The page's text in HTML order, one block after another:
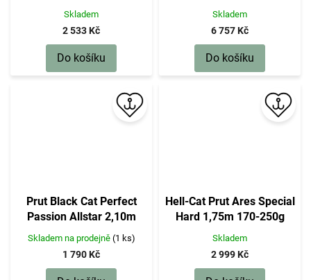
Skladem
2 533 Kč
Do košíku
Skladem
6 757 Kč
Do košíku
Prut Black Cat Perfect
Passion Allstar 2,10m
200gr
Skladem na prodejně (1 ks)
1 790 Kč
Hell-Cat Prut Ares Special
Hard 1,75m 170-250g
Skladem
2 999 Kč